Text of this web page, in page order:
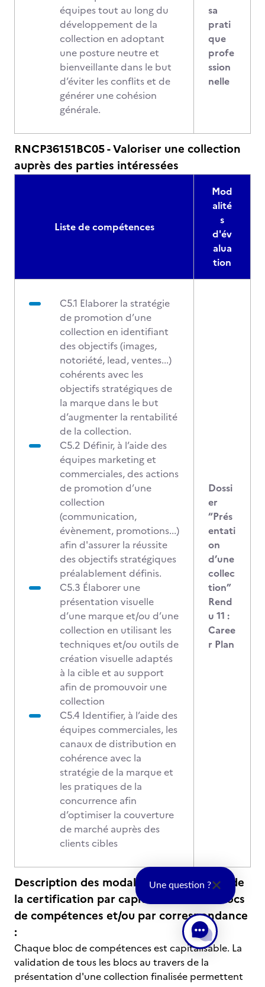
équipes tout au long du
développement de la
collection en adoptant
une posture neutre et
bienveillante dans le but
d’éviter les conflits et de
générer une cohésion
générale.
sa
prati
que
profe
ssion
nelle
RNCP36151BC05 - Valoriser une collection
auprès des parties intéressées
Liste de compétences
Mod
alité
s
d'év
alua
tion
C5.1 Elaborer la stratégie
de promotion d’une
collection en identifiant
des objectifs (images,
notoriété, lead, ventes...)
cohérents avec les
objectifs stratégiques de
la marque dans le but
d’augmenter la rentabilité
de la collection.
C5.2 Définir, à l’aide des
équipes marketing et
commerciales, des actions
de promotion d’une
collection
(communication,
évènement, promotions...)
afin d'assurer la réussite
des objectifs stratégiques
préalablement définis.
C5.3 Élaborer une
présentation visuelle
d’une marque et/ou d’une
collection en utilisant les
techniques et/ou outils de
création visuelle adaptés
à la cible et au support
afin de promouvoir une
collection
C5.4 Identifier, à l’aide des
équipes commerciales, les
canaux de distribution en
cohérence avec la
stratégie de la marque et
les pratiques de la
concurrence afin
d’optimiser la couverture
de marché auprès des
clients cibles
Dossi
er
“Prés
entati
on
d’une
collec
tion”
Rend
u 11 :
Caree
r Plan
Description des modalités d'acquisition de
la certification par capitalisation des blocs
de compétences et/ou par correspondance
:
Chaque bloc de compétences est capitalisable. La
validation de tous les blocs au travers de la
présentation d'une collection finalisée permettent
Une question ?